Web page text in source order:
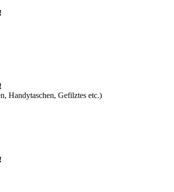
Handytaschen, Gefilztes etc.)